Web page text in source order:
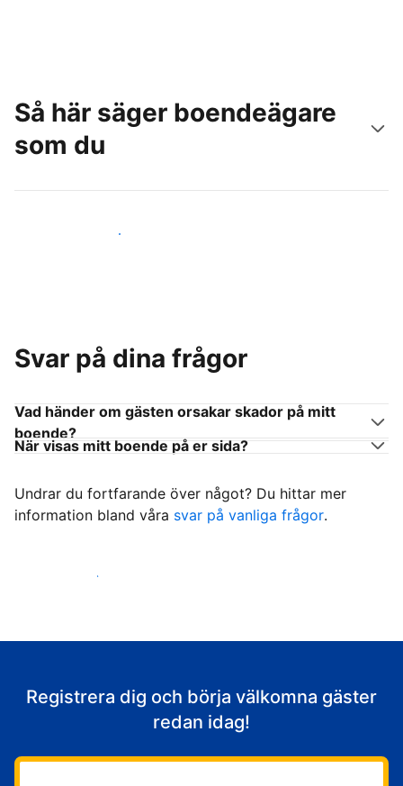
Så här säger boendeägare
som du
Anslut dig till andra värdar
Svar på dina frågor
Vad händer om gästen orsakar skador på mitt
boende?
När visas mitt boende på er sida?
Undrar du fortfarande över något? Du hittar mer
information bland våra svar på vanliga frågor.
Börja ta emot gäster
Registrera dig och börja välkomna gäster
redan idag!